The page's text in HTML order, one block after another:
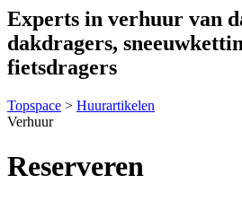
Experts in verhuur van
dakdragers,
fietsdragers
Topspace > Huurartikelen
Verhuur
Reserveren